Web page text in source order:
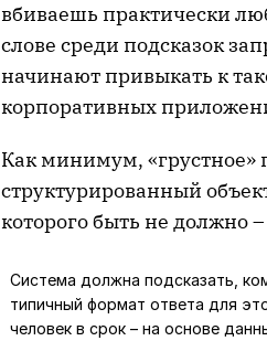
вбиваешь практически
слове среди подсказок
начинают привыкать к
корпоративных
Как минимум,
структурированный
которого быть не должно
Система должна подсказать,
типичный формат ответа для
человек в срок – на основе